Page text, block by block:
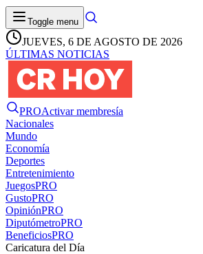
Toggle menu
JUEVES, 6 DE AGOSTO DE 2026
ÚLTIMAS NOTICIAS
PROActivar membresía
Nacionales
Mundo
Economía
Deportes
Entretenimiento
JuegosPRO
GustoPRO
OpiniónPRO
DiputómetroPRO
BeneficiosPRO
Caricatura del Día